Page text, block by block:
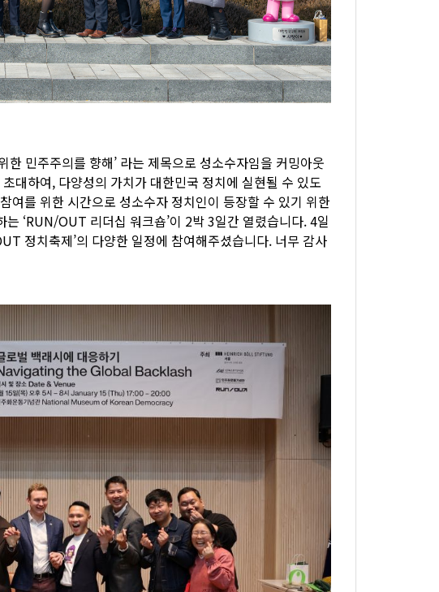
민주주의를 향해’ 라는 제목으로 성소수자임을 커밍아웃
대하여, 다양성의 가치가 대한민국 정치에 실현될 수 있도
여를 위한 시간으로 성소수자 정치인이 등장할 수 있기 위한
‘RUN/OUT 리더십 워크숍’이 2박 3일간 열렸습니다. 4일
정치축제’의 다양한 일정에 참여해주셨습니다. 너무 감사